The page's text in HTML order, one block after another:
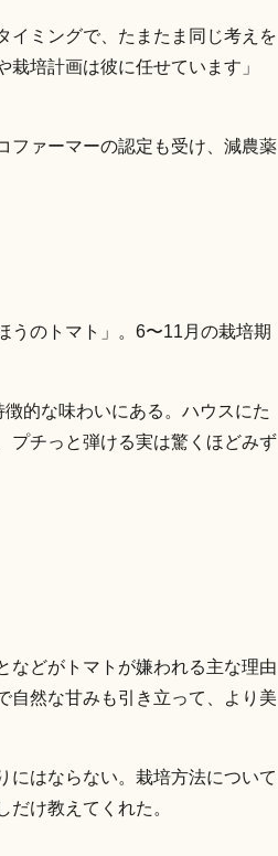
イミングで、たまたま同じ考えを
培計画は彼に任せています」
ファーマーの認定も受け、減農薬
うのトマト」。6〜11月の栽培期
的な味わいにある。ハウスにた
プチっと弾ける実は驚くほどみず
などがトマトが嫌われる主な理由
自然な甘みも引き立って、より美
にはならない。栽培方法について
け教えてくれた。